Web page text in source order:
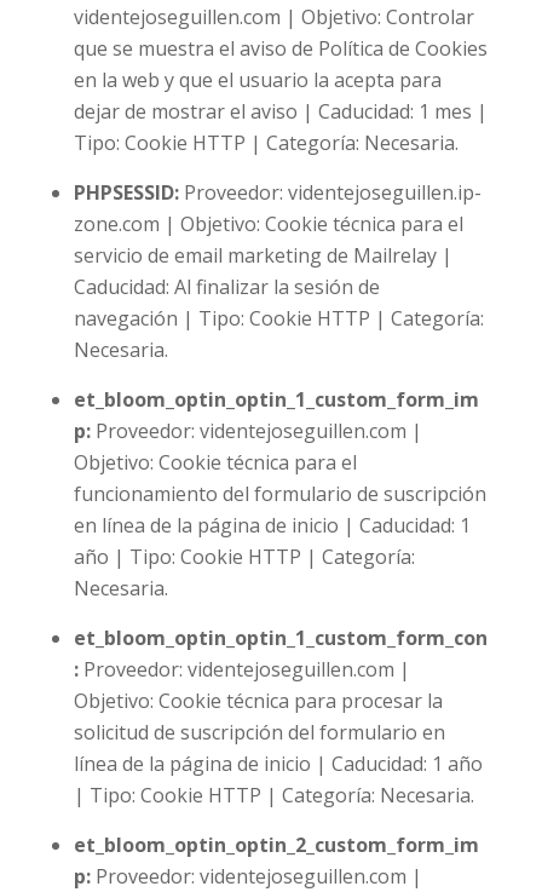
videntejoseguillen.com | Objetivo: Controlar
que se muestra el aviso de Política de Cookies
en la web y que el usuario la acepta para
dejar de mostrar el aviso | Caducidad: 1 mes |
Tipo: Cookie HTTP | Categoría: Necesaria.
PHPSESSID:Proveedor: videntejoseguillen.ip-
zone.com | Objetivo: Cookie técnica para el
servicio de email marketing de Mailrelay |
Caducidad: Al finalizar la sesión de
navegación | Tipo: Cookie HTTP | Categoría:
Necesaria.
et_bloom_optin_optin_1_custom_form_im
p:Proveedor: videntejoseguillen.com |
Objetivo: Cookie técnica para el
funcionamiento del formulario de suscripción
en línea de la página de inicio | Caducidad: 1
año | Tipo: Cookie HTTP | Categoría:
Necesaria.
et_bloom_optin_optin_1_custom_form_con
:Proveedor: videntejoseguillen.com |
Objetivo: Cookie técnica para procesar la
solicitud de suscripción del formulario en
línea de la página de inicio | Caducidad: 1 año
| Tipo: Cookie HTTP | Categoría: Necesaria.
et_bloom_optin_optin_2_custom_form_im
p:Proveedor: videntejoseguillen.com |